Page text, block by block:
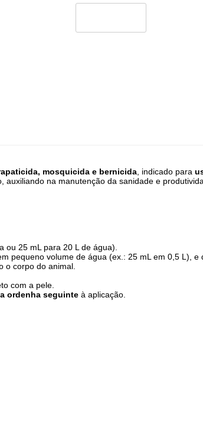
mosquicida e bernicida , indicado para
na manutenção da sanidade e
ou 25 mL para 20 L de água).
pequeno volume de água (ex.: 25 mL em 0,5 L), e
o corpo do animal.
com a pele.
ordenha seguinte à aplicação.